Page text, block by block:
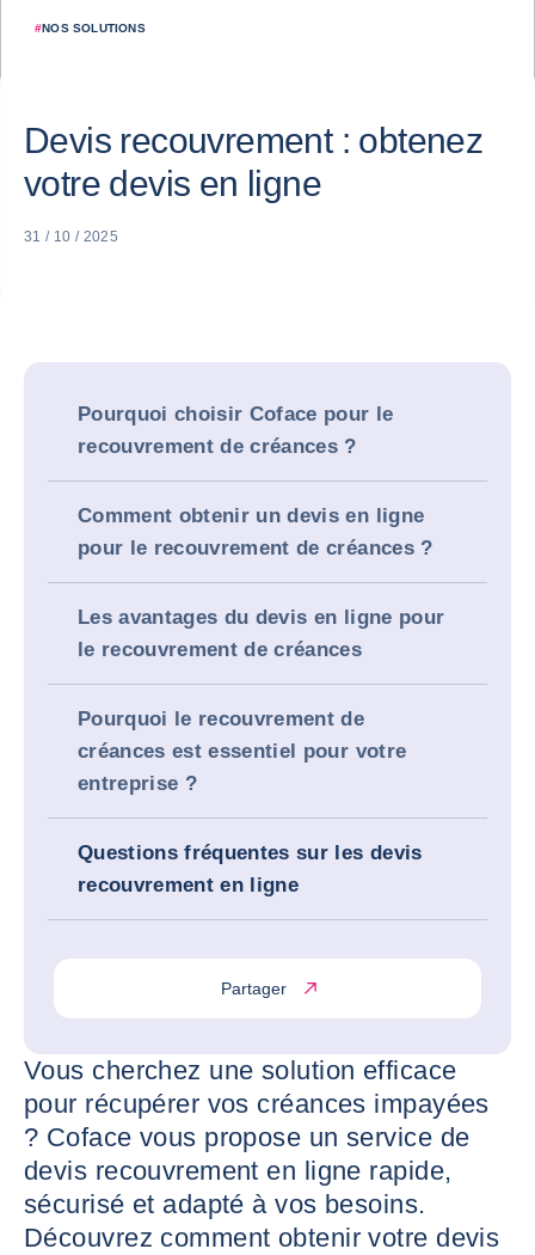
#NOS SOLUTIONS
Devis recouvrement : obtenez
votre devis en ligne
31 / 10 / 2025
Pourquoi choisir Coface pour le
recouvrement de créances ?
Comment obtenir un devis en ligne
pour le recouvrement de créances ?
Les avantages du devis en ligne pour
le recouvrement de créances
Pourquoi le recouvrement de
créances est essentiel pour votre
entreprise ?
Questions fréquentes sur les devis
recouvrement en ligne
Partager
Vous cherchez une solution efficace
pour récupérer vos créances impayées
? Coface vous propose un service de
devis recouvrement en ligne rapide,
sécurisé et adapté à vos besoins.
Découvrez comment obtenir votre devis